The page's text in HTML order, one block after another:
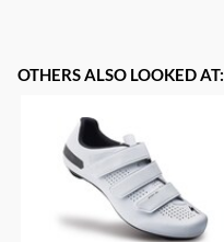
OTHERS ALSO LOOKED AT: